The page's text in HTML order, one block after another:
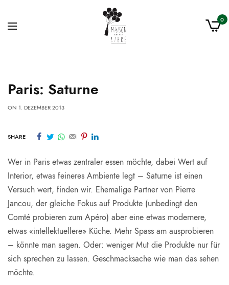
0
Paris: Saturne
ON 1. DEZEMBER 2013
SHARE
Wer in Paris etwas zentraler essen möchte, dabei Wert auf
Interior, etwas feineres Ambiente legt – Saturne ist einen
Versuch wert, finden wir. Ehemalige Partner von Pierre
Jancou, der gleiche Fokus auf Produkte (unbedingt den
Comté probieren zum Apéro) aber eine etwas modernere,
etwas «intellektuellere» Küche. Mehr Spass am ausprobieren
– könnte man sagen. Oder: weniger Mut die Produkte nur für
sich sprechen zu lassen. Geschmacksache wie man das sehen
möchte.